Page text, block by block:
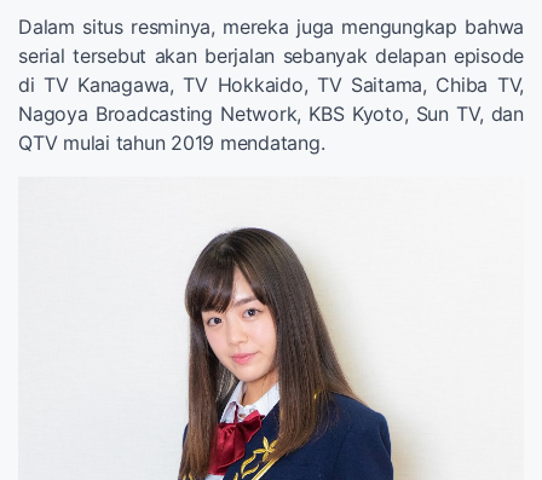
Dalam situs resminya, mereka juga mengungkap bahwa
serial tersebut akan berjalan sebanyak delapan episode
di TV Kanagawa, TV Hokkaido, TV Saitama, Chiba TV,
Nagoya Broadcasting Network, KBS Kyoto, Sun TV, dan
QTV mulai tahun 2019 mendatang.